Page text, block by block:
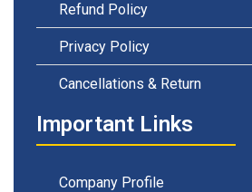
Refund Policy
Privacy Policy
Cancellations & Return
Important Links
Company Profile